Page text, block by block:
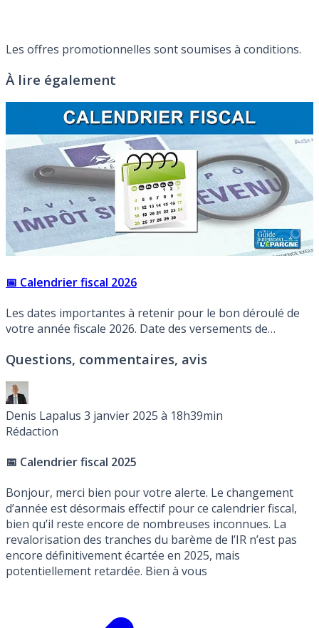
Les offres promotionnelles sont soumises à conditions.
À lire également
📅 Calendrier fiscal 2026
Les dates importantes à retenir pour le bon déroulé de
votre année fiscale 2026. Date des versements de
2026. Avis d’imposition 2026 portant sur les revenus
Questions, commentaires, avis
Denis Lapalus 3 janvier 2025 à 18h39min
Rédaction
📅 Calendrier fiscal 2025
Bonjour, merci bien pour votre alerte. Le changement
d’année est désormais effectif pour ce calendrier fiscal,
bien qu’il reste encore de nombreuses inconnues. La
revalorisation des tranches du barème de l’IR n’est pas
encore définitivement écartée en 2025, mais
potentiellement retardée. Bien à vous